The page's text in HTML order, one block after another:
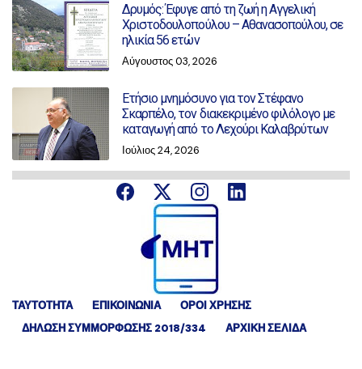
Δρυμός: Έφυγε από τη ζωή η Αγγελική
Χριστοδουλοπούλου – Αθανασοπούλου, σε
ηλικία 56 ετών
Αύγουστος 03, 2026
Ετήσιο μνημόσυνο για τον Στέφανο
Σκαρπέλο, τον διακεκριμένο φιλόλογο με
καταγωγή από το Λεχούρι Καλαβρύτων
Ιούλιος 24, 2026
ΤΑΥΤΟΤΗΤΑ ΕΠΙΚΟΙΝΩΝΙΑ
ΟΡΟΙ ΧΡΗΣΗΣ
ΔΉΛΩΣΗ ΣΥΜΜΌΡΦΩΣΗΣ 2018/334
ΑΡΧΙΚΗ ΣΕΛΙΔΑ